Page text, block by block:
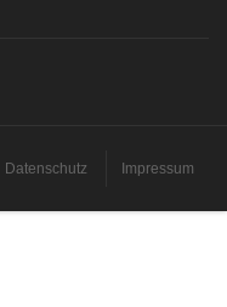
Datenschutz Impressum